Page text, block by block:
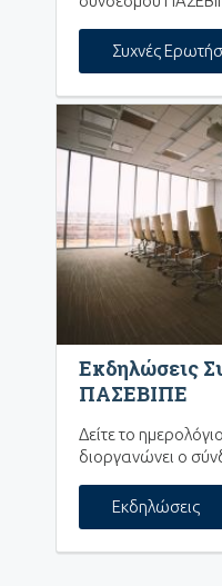
Συχνές
Εκδηλώσεις
ΠΑΣΕΒΙΠΕ
Δείτε το
διοργανώνει ο
Εκδηλώσεις